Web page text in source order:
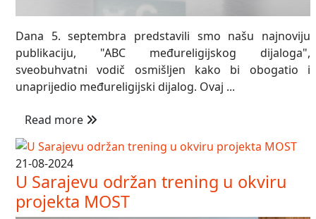
Dana 5. septembra predstavili smo našu najnoviju
publikaciju, "ABC međureligijskog dijaloga",
sveobuhvatni vodič osmišljen kako bi obogatio i
unaprijedio međureligijski dijalog. Ovaj ...
Read more
21-08-2024
U Sarajevu održan trening u okviru
projekta MOST